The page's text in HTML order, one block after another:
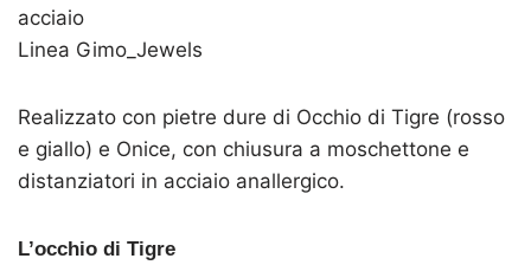
acciaio
Linea Gimo_Jewels
Realizzato con pietre dure di Occhio di Tigre (rosso
e giallo) e Onice, con chiusura a moschettone e
distanziatori in acciaio anallergico.
L’occhio di Tigre